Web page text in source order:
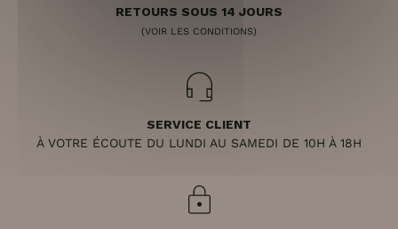
RETOURS SOUS 14 JOURS
(VOIR LES CONDITIONS)
SERVICE CLIENT
À VOTRE ÉCOUTE DU LUNDI AU SAMEDI DE 10H À 18H